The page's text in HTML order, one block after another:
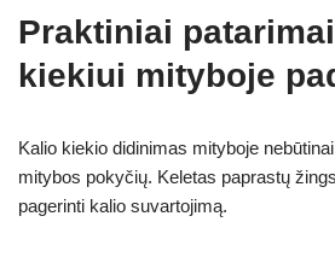
Praktiniai
kiekiui mityboje
Kalio kiekio didinimas mityboje
mitybos pokyčių. Keletas paprastų
pagerinti kalio suvartojimą.